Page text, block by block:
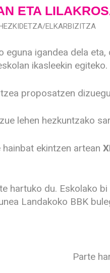
ETA
ELKARBIZITZA
eguna igandea dela
ikasleekin egiteko.
proposatzen
lehen hezkuntzako
ekintzen artean
hartuko du. Eskolako
Landakoko BBK
Parte